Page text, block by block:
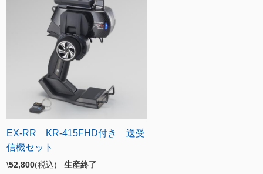
EX-RR KR-415FHD付き 送受
信機セット
\52,800(税込) 生産終了